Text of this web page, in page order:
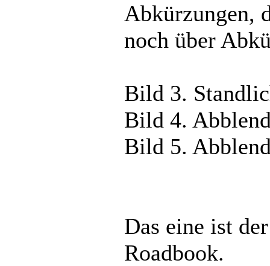
Abkürzungen,
noch über
Bild 3.
Bild 4.
Bild 5.
Das eine ist
Roadbook.